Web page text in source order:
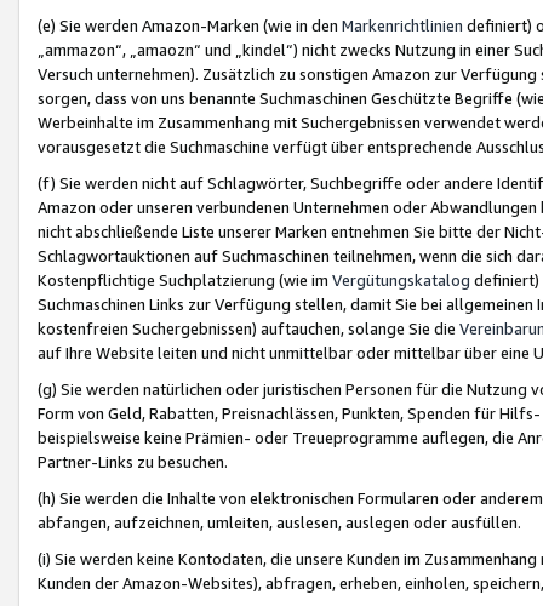
(e) Sie werden Amazon-Marken (wie in den Markenrichtlinien definiert)
„ammazon“, „amaozn“ und „kindel“) nicht zwecks Nutzung in einer
Versuch unternehmen). Zusätzlich zu sonstigen Amazon zur
sorgen, dass von uns benannte Suchmaschinen Geschützte Begriffe
Werbeinhalte im Zusammenhang mit Suchergebnissen verwendet
vorausgesetzt die Suchmaschine verfügt über entsprechende
(f) Sie werden nicht auf Schlagwörter, Suchbegriffe oder andere
Amazon oder unseren verbundenen Unternehmen oder
nicht abschließende Liste unserer Marken entnehmen Sie bitte der
Schlagwortauktionen auf Suchmaschinen teilnehmen, wenn die sich
Kostenpflichtige Suchplatzierung (wie im Vergütungskatalog definiert)
Suchmaschinen Links zur Verfügung stellen, damit Sie bei
kostenfreien Suchergebnissen) auftauchen, solange Sie die
auf Ihre Website leiten und nicht unmittelbar oder mittelbar über eine
(g) Sie werden natürlichen oder juristischen Personen für die Nutzung
Form von Geld, Rabatten, Preisnachlässen, Punkten, Spenden für
beispielsweise keine Prämien- oder Treueprogramme auflegen, die
Partner-Links zu besuchen.
(h) Sie werden die Inhalte von elektronischen Formularen oder
abfangen, aufzeichnen, umleiten, auslesen, auslegen oder ausfüllen.
(i) Sie werden keine Kontodaten, die unsere Kunden im
Kunden der Amazon-Websites), abfragen, erheben, einholen,